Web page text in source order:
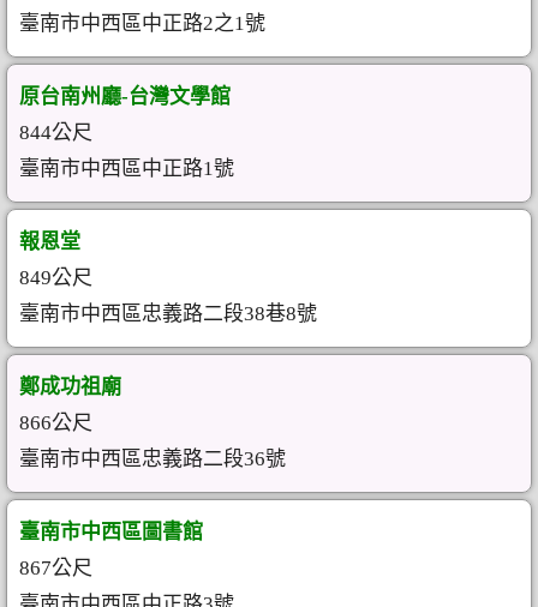
臺南市中西區中正路2之1號
原台南州廳-台灣文學館
844公尺
臺南市中西區中正路1號
報恩堂
849公尺
臺南市中西區忠義路二段38巷8號
鄭成功祖廟
866公尺
臺南市中西區忠義路二段36號
臺南市中西區圖書館
867公尺